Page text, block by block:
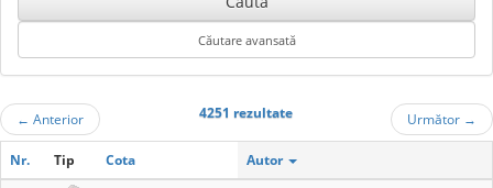
← Anterior 4251 rezultate Următor →
Nr. Tip Cota Autor